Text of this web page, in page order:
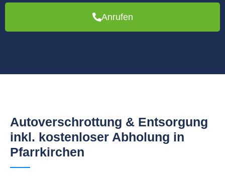
Anrufen
Autoverschrottung & Entsorgung
inkl. kostenloser Abholung in
Pfarrkirchen